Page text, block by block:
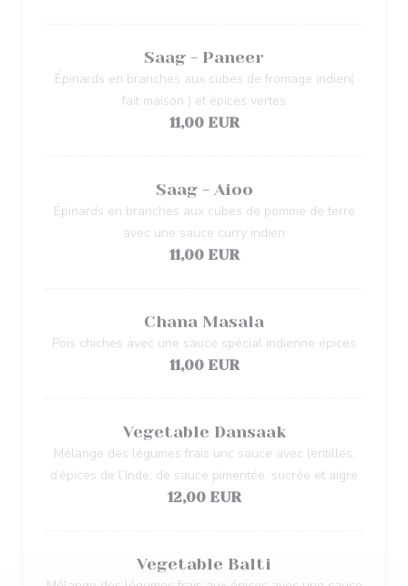
Saag - Paneer
Épinards en branches aux cubes de fromage indien(
fait maison ) et épices vertes
11,00 EUR
Saag - Aioo
Épinards en branches aux cubes de pomme de terre
avec une sauce curry indien
11,00 EUR
Chana Masala
Pois chiches avec une sauce spécial indienne épices
11,00 EUR
Vegetable Dansaak
Mélange des légumes frais unc sauce avec lentilles,
d’épices de l’Inde, de sauce pimentée, sucrée et aigre
12,00 EUR
Vegetable Balti